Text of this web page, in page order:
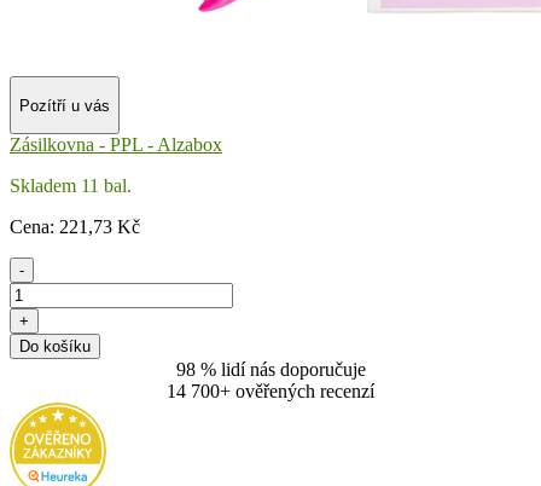
Pozítří u vás
Zásilkovna - PPL - Alzabox
Skladem 11 bal.
Cena: 221 ,73 Kč
-
+
Do košíku
98 % lidí nás doporučuje
14 700+ ověřených recenzí